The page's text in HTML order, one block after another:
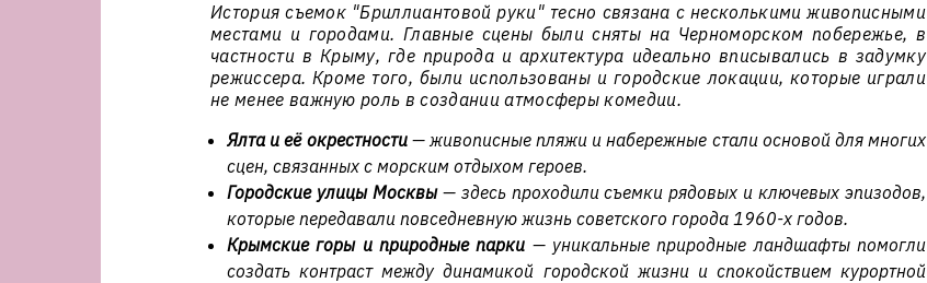
История съемок "Бриллиантовой руки" тесно связана с несколькими живописными
местами и городами. Главные сцены были сняты на Черноморском побережье, в
частности в Крыму, где природа и архитектура идеально вписывались в задумку
режиссера. Кроме того, были использованы и городские локации, которые играли
не менее важную роль в создании атмосферы комедии.
Ялта и её окрестности— живописные пляжи и набережные стали основой для многих
сцен, связанных с морским отдыхом героев.
Городские улицы Москвы— здесь проходили съемки рядовых и ключевых эпизодов,
которые передавали повседневную жизнь советского города 1960-х годов.
Крымские горы и природные парки — уникальные природные ландшафты помогли
создать контраст между динамикой городской жизни и спокойствием курортной